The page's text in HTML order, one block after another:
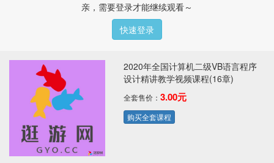
亲，需要登录才能继续观看～
快速登录
2020年全国计算机二级VB语言程序
设计精讲教学视频课程(16章)
全套售价： 3.00元
购买全套课程